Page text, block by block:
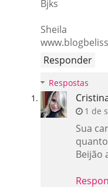
Bjks
Sheila
Responder
Respostas
1 de
Sua
Beijão